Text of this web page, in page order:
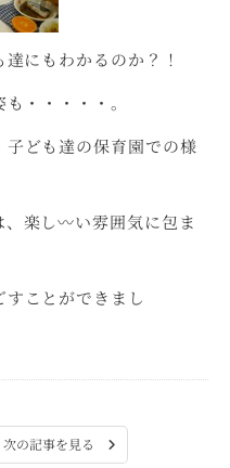
にもわかるのか？！
・・・・・。
ども達の保育園での様
、楽し〰い雰囲気に包ま
ことができまし
次の記事を見る